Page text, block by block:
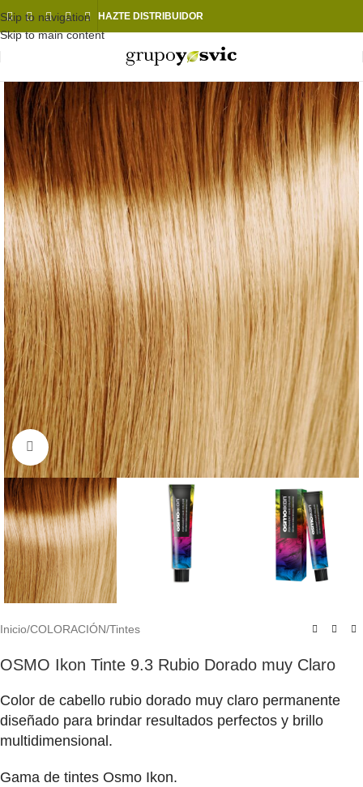
Skip to navigation
Skip to main content
HAZTE DISTRIBUIDOR
Click to enlarge
Inicio/COLORACIÓN/Tintes
OSMO Ikon Tinte 9.3 Rubio Dorado muy Claro
Color de cabello rubio dorado muy claro permanente
diseñado para brindar resultados perfectos y brillo
multidimensional.
Gama de tintes Osmo Ikon.